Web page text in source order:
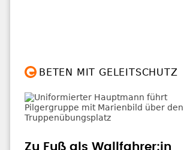
BETEN MIT GELEITSCHUTZ
Zu Fuß als Wallfahrer:in
durch militärisches